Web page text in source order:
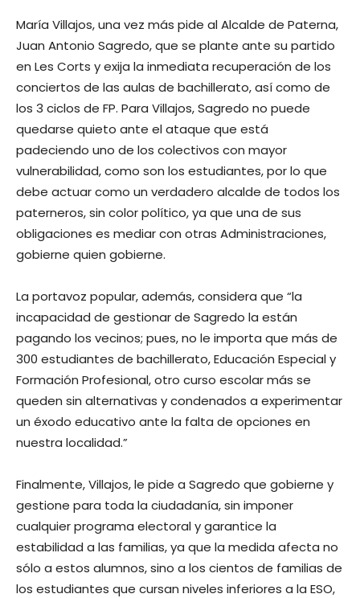
María Villajos, una vez más pide al Alcalde de Paterna,
Juan Antonio Sagredo, que se plante ante su partido
en Les Corts y exija la inmediata recuperación de los
conciertos de las aulas de bachillerato, así como de
los 3 ciclos de FP. Para Villajos, Sagredo no puede
quedarse quieto ante el ataque que está
padeciendo uno de los colectivos con mayor
vulnerabilidad, como son los estudiantes, por lo que
debe actuar como un verdadero alcalde de todos los
paterneros, sin color político, ya que una de sus
obligaciones es mediar con otras Administraciones,
gobierne quien gobierne.
La portavoz popular, además, considera que “la
incapacidad de gestionar de Sagredo la están
pagando los vecinos; pues, no le importa que más de
300 estudiantes de bachillerato, Educación Especial y
Formación Profesional, otro curso escolar más se
queden sin alternativas y condenados a experimentar
un éxodo educativo ante la falta de opciones en
nuestra localidad.”
Finalmente, Villajos, le pide a Sagredo que gobierne y
gestione para toda la ciudadanía, sin imponer
cualquier programa electoral y garantice la
estabilidad a las familias, ya que la medida afecta no
sólo a estos alumnos, sino a los cientos de familias de
los estudiantes que cursan niveles inferiores a la ESO,